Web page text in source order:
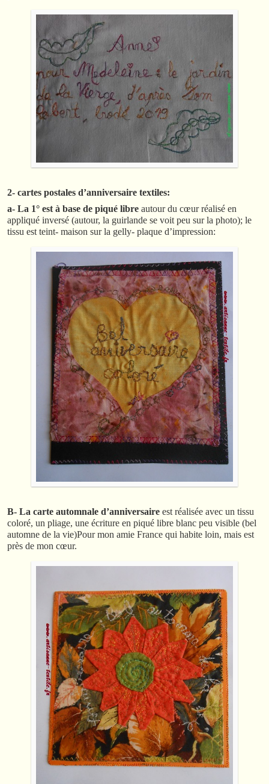
2- cartes postales d’anniversaire textiles:
a- La 1° est à base de piqué libre autour du cœur réalisé en
appliqué inversé (autour, la guirlande se voit peu sur la photo); le
tissu est teint- maison sur la gelly- plaque d’impression:
B- La carte automnale d’anniversaire est réalisée avec un tissu
coloré, un pliage, une écriture en piqué libre blanc peu visible (bel
automne de la vie)Pour mon amie France qui habite loin, mais est
près de mon cœur.